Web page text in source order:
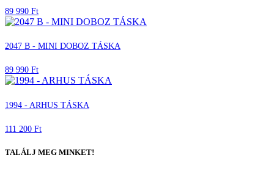
89 990 Ft
2047 B - MINI DOBOZ TÁSKA
89 990 Ft
1994 - ARHUS TÁSKA
111 200 Ft
TALÁLJ MEG MINKET!